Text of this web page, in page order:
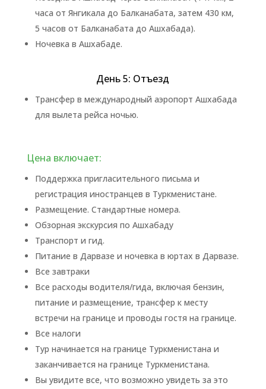
часа от Янгикала до Балканабата, затем 430 км,
5 часов от Балканабата до Ашхабада).
Ночевка в Ашхабаде.
День 5: Отъезд
Трансфер в международный аэропорт Ашхабада
для вылета рейса ночью.
Цена включает:
Поддержка пригласительного письма и
регистрация иностранцев в Туркменистане.
Размещение. Стандартные номера.
Обзорная экскурсия по Ашхабаду
Транспорт и гид.
Питание в Дарвазе и ночевка в юртах в Дарвазе.
Все завтраки
Все расходы водителя/гида, включая бензин,
питание и размещение, трансфер к месту
встречи на границе и проводы гостя на границе.
Все налоги
Тур начинается на границе Туркменистана и
заканчивается на границе Туркменистана.
Вы увидите все, что возможно увидеть за это